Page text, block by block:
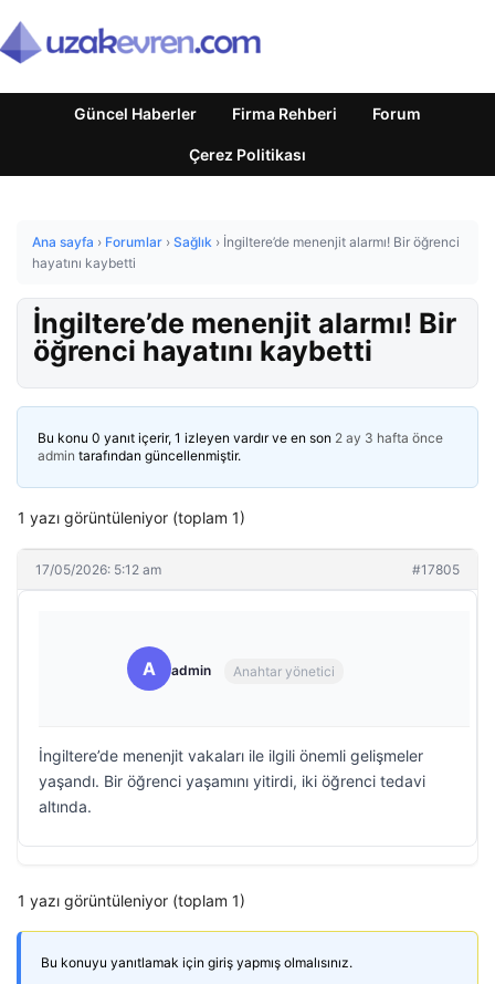
Güncel Haberler Firma Rehberi Forum
Çerez Politikası
Ana sayfa › Forumlar › Sağlık › İngiltere’de menenjit alarmı! Bir öğrenci
hayatını kaybetti
İngiltere’de menenjit alarmı! Bir
öğrenci hayatını kaybetti
Bu konu 0 yanıt içerir, 1 izleyen vardır ve en son 2 ay 3 hafta önce
admin tarafından güncellenmiştir.
1 yazı görüntüleniyor (toplam 1)
17/05/2026: 5:12 am #17805
A admin Anahtar yönetici
İngiltere’de menenjit vakaları ile ilgili önemli gelişmeler
yaşandı. Bir öğrenci yaşamını yitirdi, iki öğrenci tedavi
altında.
1 yazı görüntüleniyor (toplam 1)
Bu konuyu yanıtlamak için giriş yapmış olmalısınız.